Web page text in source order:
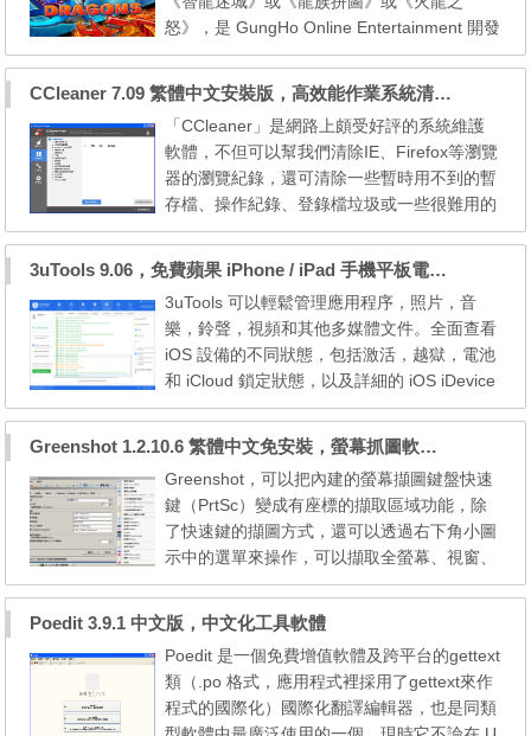
怒》，是 GungHo Online Entertainment 開發
的智能手機遊戲，使用消除遊戲的形式進行戰
鬥的RPG養成遊戲。本網站提供遊戲下載點方
便本地玩家直接下載遊戲。 GungHo 公司於 2
016 年3月17日在 iOS／Android 等手機平台
上推出一個全新 App 工具《龍族拼圖雷達》
（Puzzle ＆ Dragons R...
CCleaner 7.09 繁體中文安裝版，高效能作業系統清理軟體
「CCleaner」是網路上頗受好評的系統維護
軟體，不但可以幫我們清除IE、Firefox等瀏覽
器的瀏覽紀錄，還可清除一些暫時用不到的暫
存檔、操作紀錄、登錄檔垃圾或一些很難用的
Toolbar、垃圾軟體等。 CCleaner Portable is
ool. It removes unused files from your syste
m - allowing Windows to run faster and freei
ng up valuable hard disk space. It also c...
3uTools 9.06，免費蘋果 iPhone / iPad 手機平板電腦管理備份還原軟體
3uTools 可以輕鬆管理應用程序，照片，音
樂，鈴聲，視頻和其他多媒體文件。全面查看
iOS 設備的不同狀態，包括激活，越獄，電池
和 iCloud 鎖定狀態，以及詳細的 iOS iDevice
information。可以輕鬆實現iphone蘋果手機的
刷機和越獄功能，以及快速下載官方的ios固
件和雲備份shsh功能。其中3utools最好用的
功能就是：可以實現shsh備份，當你的手機想
要降級時可以重新從shsh備份中恢復，這是其
他蘋果刷機越獄軟...
Greenshot 1.2.10.6 繁體中文免安裝，螢幕抓圖軟體，1.3.315 安裝版
Greenshot，可以把內建的螢幕擷圖鍵盤快速
鍵（PrtSc）變成有座標的擷取區域功能，除
了快速鍵的擷圖方式，還可以透過右下角小圖
示中的選單來操作，可以擷取全螢幕、視窗、
指定區域、上次區域、整個網頁（擷取Interne
以將上傳到Dropbox、Picasa、Flickr、Imgu
r、Photobucket、Confluence、Box，另外，
擷取後可以直接傳送電子郵件、使用Office軟
體開啟、傳送到印表機...
Poedit 3.9.1 中文版，中文化工具軟體
Poedit 是一個免費增值軟體及跨平台的gettext
類（.po 格式，應用程式裡採用了gettext來作
程式的國際化）國際化翻譯編輯器，也是同類